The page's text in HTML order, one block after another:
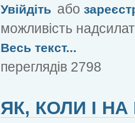
Увійдіть або
можливість
Весь текст...
переглядів 2798
ЯК, КОЛИ І